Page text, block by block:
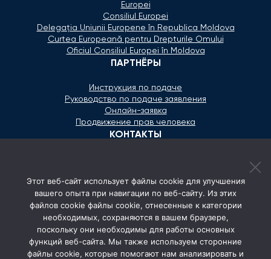
Europei
Consiliul Europei
Delegaţia Uniunii Europene în Republica Moldova
Curtea Europeană pentru Drepturile Omului
Oficiul Consiliul Europei în Moldova
ПАРТНЁРЫ
Инструкция по подаче
Руководство по подаче заявления
Онлайн-заявка
Продвижение прав человека
КОНТАКТЫ
secretariat@ombudsman.md
Улица Каля Ешилор 11/3, Кишинёв
Понедельник - Пятница: 08:00 - 17:00
СОЦ. СЕТИ
Этот веб-сайт использует файлы cookie для улучшения
вашего опыта при навигации по веб-сайту. Из этих
файлов cookie файлы cookie, отнесенные к категории
необходимых, сохраняются в вашем браузере,
поскольку они необходимы для работы основных
функций веб-сайта. Мы также используем сторонние
файлы cookie, которые помогают нам анализировать и